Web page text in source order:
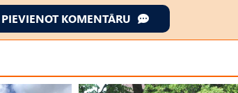
PIEVIENOT KOMENTĀRU